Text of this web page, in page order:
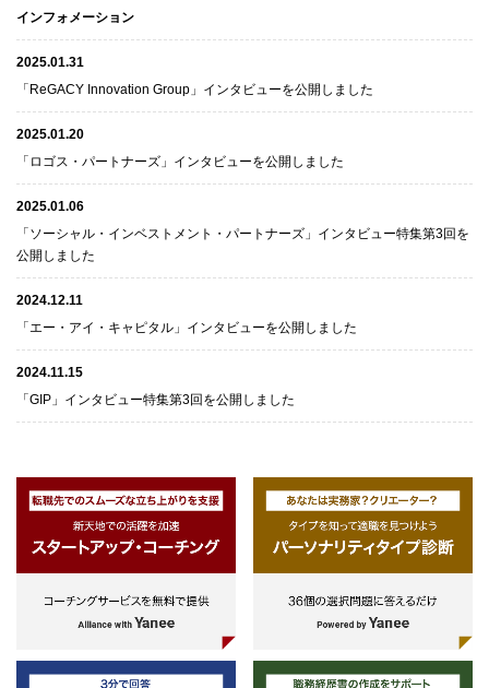
インフォメーション
2025.01.31
「ReGACY Innovation Group」インタビューを公開しました
2025.01.20
「ロゴス・パートナーズ」インタビューを公開しました
2025.01.06
「ソーシャル・インベストメント・パートナーズ」インタビュー特集第3回を
公開しました
2024.12.11
「エー・アイ・キャピタル」インタビューを公開しました
2024.11.15
「GIP」インタビュー特集第3回を公開しました